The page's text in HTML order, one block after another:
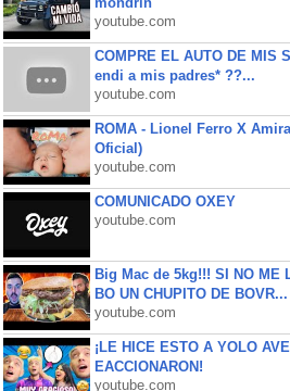
youtube.com
COMPRE EL AUTO DE MIS
endi a mis padres* ??...
youtube.com
ROMA - Lionel Ferro X
Oficial)
youtube.com
COMUNICADO OXEY
youtube.com
Big Mac de 5kg!!! SI NO ME
BO UN CHUPITO DE BOVR...
youtube.com
¡LE HICE ESTO A YOLO
EACCIONARON!
youtube.com